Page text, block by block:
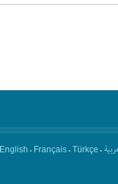
English . Français. Türkçe .